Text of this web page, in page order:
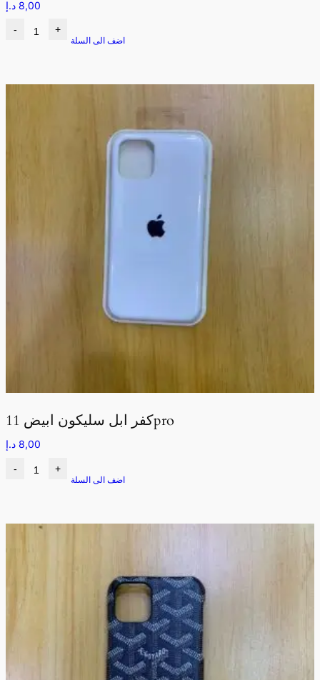
8,00 د.إ
- +
اضف الى السلة
كفر ابل سليكون ابيض 11pro
8,00 د.إ
- +
اضف الى السلة